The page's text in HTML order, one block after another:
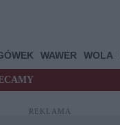
WAWER WOLA
REKLAMA